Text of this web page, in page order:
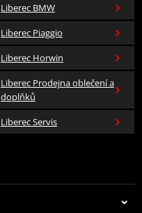
Liberec BMW
Liberec Piaggio
Liberec Horwin
Liberec Prodejna oblečení a
doplňků
Liberec Servis